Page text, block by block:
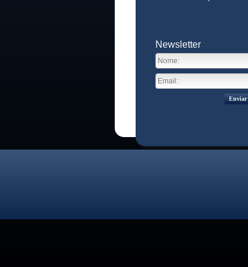
Newsletter
Enviar